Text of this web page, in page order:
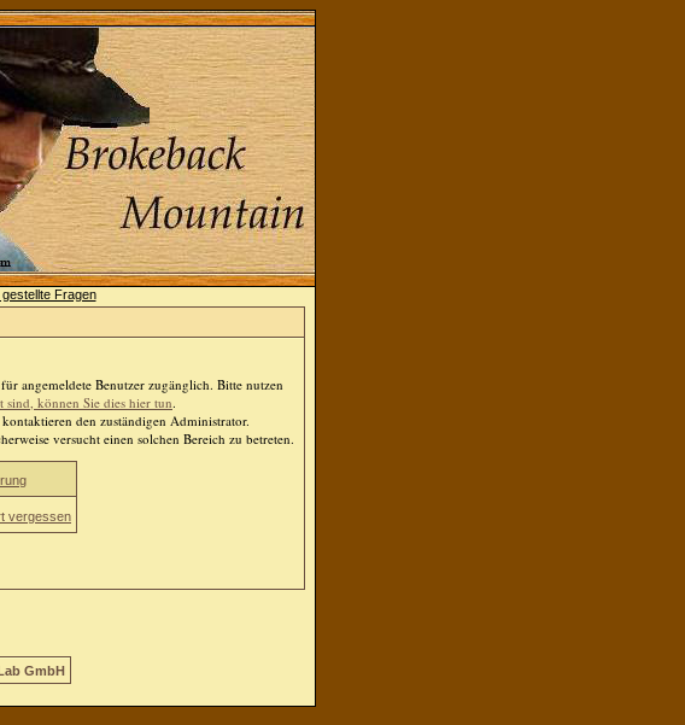
angemeldete Benutzer zugänglich. Bitte nutzen
sind, können Sie dies hier tun.
den zuständigen Administrator.
versucht einen solchen Bereich zu betreten.
vergessen
GmbH